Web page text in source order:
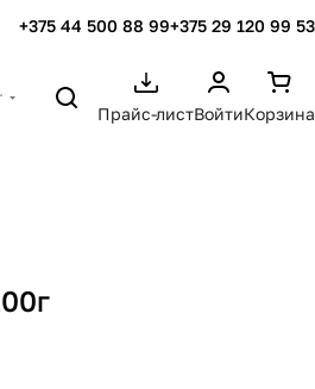
+375 44 500 88 99+375 29 120 99 53
Прайс-листВойтиКорзина